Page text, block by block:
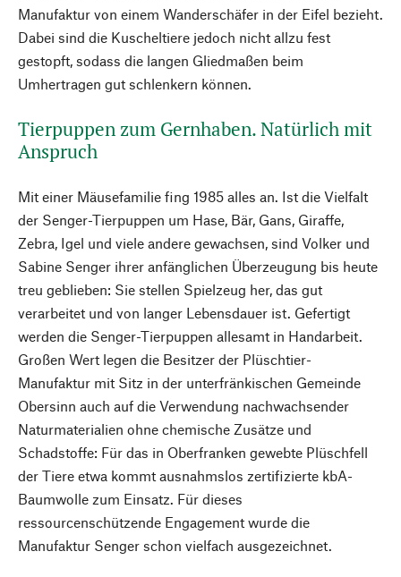
Manufaktur von einem Wanderschäfer in der Eifel bezieht.
Dabei sind die Kuscheltiere jedoch nicht allzu fest
gestopft, sodass die langen Gliedmaßen beim
Umhertragen gut schlenkern können.
Tierpuppen zum Gernhaben. Natürlich mit
Anspruch
Mit einer Mäusefamilie fing 1985 alles an. Ist die Vielfalt
der Senger-Tierpuppen um Hase, Bär, Gans, Giraffe,
Zebra, Igel und viele andere gewachsen, sind Volker und
Sabine Senger ihrer anfänglichen Überzeugung bis heute
treu geblieben: Sie stellen Spielzeug her, das gut
verarbeitet und von langer Lebensdauer ist. Gefertigt
werden die Senger-Tierpuppen allesamt in Handarbeit.
Großen Wert legen die Besitzer der Plüschtier-
Manufaktur mit Sitz in der unterfränkischen Gemeinde
Obersinn auch auf die Verwendung nachwachsender
Naturmaterialien ohne chemische Zusätze und
Schadstoffe: Für das in Oberfranken gewebte Plüschfell
der Tiere etwa kommt ausnahmslos zertifizierte kbA-
Baumwolle zum Einsatz. Für dieses
ressourcenschützende Engagement wurde die
Manufaktur Senger schon vielfach ausgezeichnet.